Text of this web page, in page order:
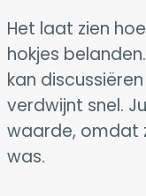
Het laat zien
hokjes
kan
verdwijnt snel.
waarde, omdat
was.